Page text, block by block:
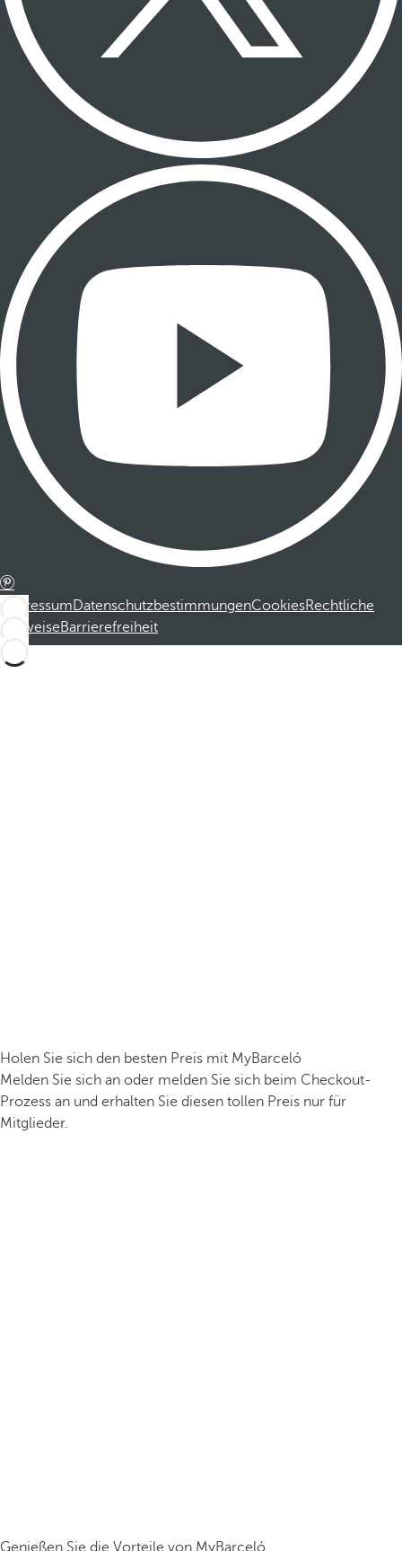
ImpressumDatenschutzbestimmungenCookiesRechtliche
HinweiseBarrierefreiheit
Holen Sie sich den besten Preis mit MyBarceló
Melden Sie sich an oder melden Sie sich beim Checkout-
Prozess an und erhalten Sie diesen tollen Preis nur für
Mitglieder.
Genießen Sie die Vorteile von MyBarceló